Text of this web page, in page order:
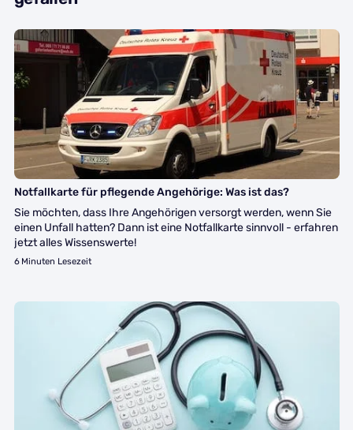
Gesundheit
Notfallkarte für pflegende Angehörige: Was ist das?
Sie möchten, dass Ihre Angehörigen versorgt werden, wenn Sie
einen Unfall hatten? Dann ist eine Notfallkarte sinnvoll - erfahren
jetzt alles Wissenswerte!
6 Minuten Lesezeit